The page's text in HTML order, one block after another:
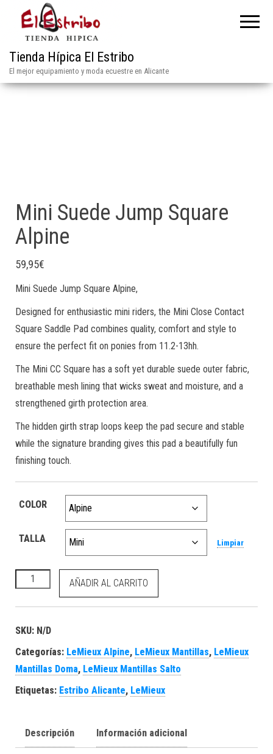
Tienda Hípica El Estribo
El mejor equipamiento y moda ecuestre en Alicante
Mini Suede Jump Square
Alpine
59,95€
Mini Suede Jump Square Alpine,
Designed for enthusiastic mini riders, the Mini Close Contact
Square Saddle Pad combines quality, comfort and style to
ensure the perfect fit on ponies from 11.2-13hh.
The Mini CC Square has a soft yet durable suede outer fabric,
breathable mesh lining that wicks sweat and moisture, and a
strengthened girth protection area.
The hidden girth strap loops keep the pad secure and stable
while the signature branding gives this pad a beautifully fun
finishing touch.
COLOR
TALLA Limpiar
Mini Suede Jump Square Alpine cantidad
AÑADIR AL CARRITO
SKU: N/D
Categorías: LeMieux Alpine, LeMieux Mantillas, LeMieux
Mantillas Doma, LeMieux Mantillas Salto
Etiquetas: Estribo Alicante, LeMieux
Descripción Información adicional